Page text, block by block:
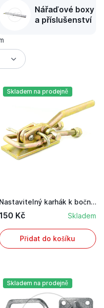
Nářaďové boxy
a příslušenství
Skladem na prodejně
Nastavitelný karhák k bočnici se zajištěním pro...
150 Kč Skladem
Přidat do košíku
Skladem na prodejně